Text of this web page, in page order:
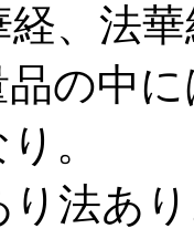
、法
の中
。
り法あ